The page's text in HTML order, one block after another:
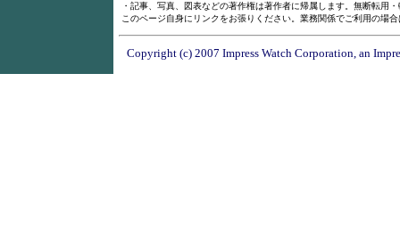
・記事、写真、図表などの著作権は著作者に帰属します。無断転用
このページ自身にリンクをお張りください。業務関係でご利用の場
Copyright (c) 2007 Impress Watch Corporation, an